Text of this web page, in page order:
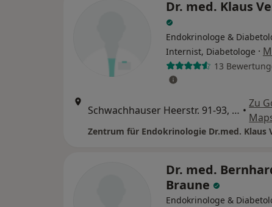
Dr. med. Klaus
Endokrinologe &
Internist, Diabetologe ·
13
Schwachhauser Heerstr. 91-93, Bremen •
Zu
Dr. med.
Braune
Endokrinologe &